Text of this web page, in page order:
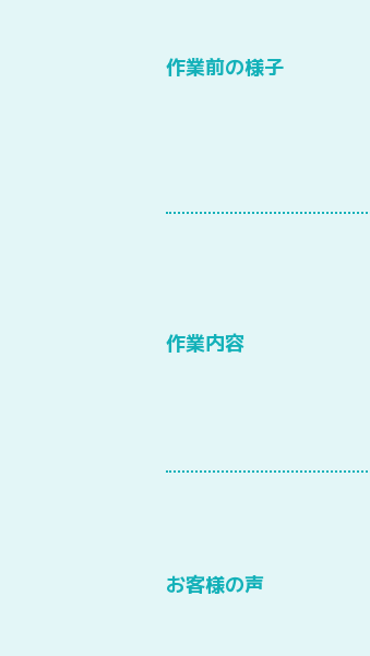
作業前の様子
作業内容
お客様の声